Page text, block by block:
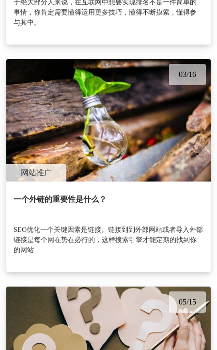
于绝大部分人来说，在互联网中想要实现排名不是一件简单的
事情，你肯定需要懂得运用更多技巧，懂得不断摸索，懂得参
与其中。
03/16
网站推广
一个外链的重要性是什么？
SEO优化一个关键因素是链接。链接到到外部网站或者导入外部
链接是每个网在势在必行的，这样搜索引擎才能定期的找到你
的网站
05/15